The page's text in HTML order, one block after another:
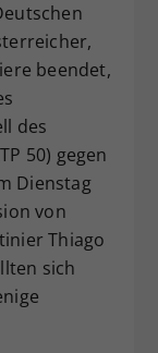
beendet,
des
50) gegen
Dienstag
von
Thiago
sich